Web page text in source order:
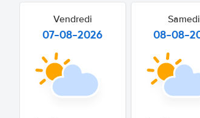
Vendredi
07-08-2026
Samedi
08-08-